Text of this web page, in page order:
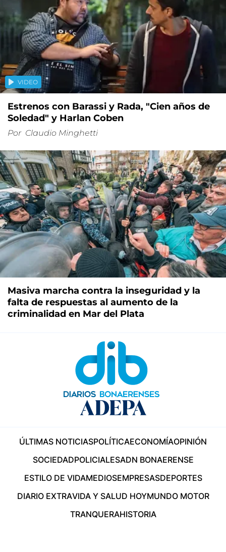
VIDEO
Estrenos con Barassi y Rada, "Cien años de
Soledad" y Harlan Coben
Por Claudio Minghetti
Masiva marcha contra la inseguridad y la
falta de respuestas al aumento de la
criminalidad en Mar del Plata
ÚLTIMAS NOTICIASPOLÍTICAECONOMÍAOPINIÓN
SOCIEDADPOLICIALESADN BONAERENSE
ESTILO DE VIDAMEDIOSEMPRESASDEPORTES
DIARIO EXTRAVIDA Y SALUD HOYMUNDO MOTOR
TRANQUERAHISTORIA